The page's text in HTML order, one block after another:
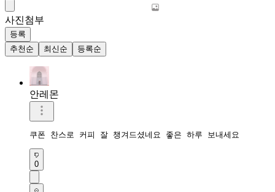
사진첨부
등록
추천순
최신순 등록순
안레몬
쿠폰 찬스로 커피 잘 챙겨드셨네요 좋은 하루 보내세요
0